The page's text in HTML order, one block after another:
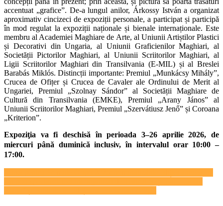
accentuat „grafice”. De-a lungul anilor, Árkossy István a organizat
aproximativ cincizeci de expoziții personale, a participat și participă
în mod regulat la expoziții naționale și bienale internaționale. Este
membru al Academiei Maghiare de Arte, al Uniunii Artiștilor Plastici
și Decorativi din Ungaria, al Uniunii Graficienilor Maghiari, al
Societății Pictorilor Maghiari, al Uniunii Scriitorilor Maghiari, al
Ligii Scriitorilor Maghiari din Transilvania (E-MIL) și al Breslei
Barabás Miklós. Distincții importante: Premiul „Munkácsy Mihály”,
Crucea de Ofițer și Crucea de Cavaler ale Ordinului de Merit al
Ungariei, Premiul „Szolnay Sándor” al Societății Maghiare de
Cultură din Transilvania (EMKE), Premiul „Arany János” al
Uniunii Scriitorilor Maghiari, Premiul „Szervátiusz Jenő” și Coroana
„Kriterion”.
Expoziţia va fi deschisă în perioada 3–26 aprilie 2026, de
miercuri până duminică inclusiv, în intervalul orar 10:00 –
17:00.
Navigare
în